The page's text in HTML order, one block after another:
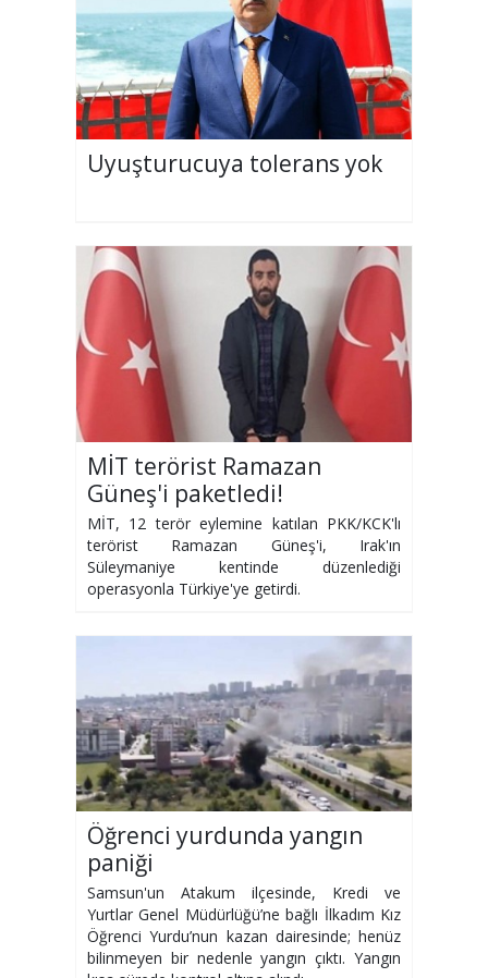
Uyuşturucuya tolerans yok
MİT terörist Ramazan
Güneş'i paketledi!
MİT, 12 terör eylemine katılan PKK/KCK'lı
terörist Ramazan Güneş'i, Irak'ın
Süleymaniye kentinde düzenlediği
operasyonla Türkiye'ye getirdi.
Öğrenci yurdunda yangın
paniği
Samsun'un Atakum ilçesinde, Kredi ve
Yurtlar Genel Müdürlüğü’ne bağlı İlkadım Kız
Öğrenci Yurdu’nun kazan dairesinde; henüz
bilinmeyen bir nedenle yangın çıktı. Yangın